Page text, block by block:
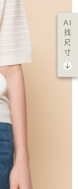
AI
找
尺
寸